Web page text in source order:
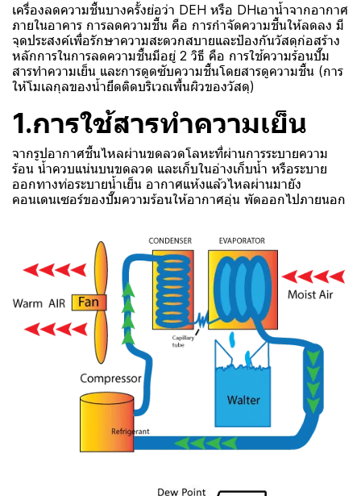
เครื่องลดความชื้นบางครั้งย่อว่า DEH หรือ DHเอาน้ำจากอากาศ
ภายในอาคาร การลดความชื้น คือ การกำจัดความชื้นให้ลดลง มี
จุดประสงค์เพื่อรักษาความสะดวกสบายและป้องกันวัสดุก่อสร้าง
หลักการในการลดความชื้นมีอยู่ 2 วิธี คือ การใช้ความร้อนปั๊ม
สารทำความเย็น และการดูดซับความชื้นโดยสารดูความชื้น (การ
ให้โมเลกุลของน้ำยึดติดบริเวณพื้นผิวของวัสดุ)
1.การใช้สารทำความเย็น
จากรูปอากาศชื้นไหลผ่านขดลวดโลหะที่ผ่านการระบายความ
ร้อน น้ำควบแน่นบนขดลวด และเก็บในอ่างเก็บน้ำ หรือระบาย
ออกทางท่อระบายน้ำเย็น อากาศแห้งแล้วไหลผ่านมายัง
คอนเดนเซอร์ของปั๊มความร้อนให้อากาศอุ่น พัดออกไปภายนอก